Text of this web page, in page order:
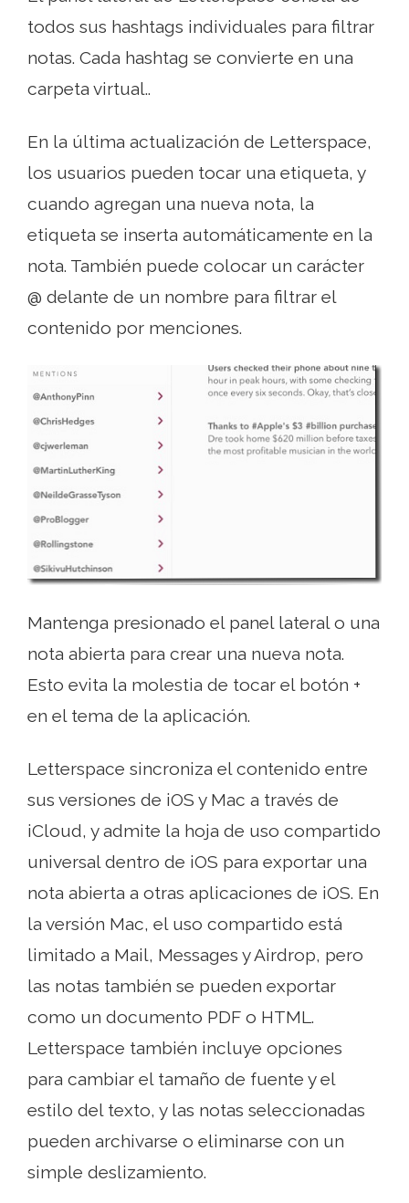
todos sus hashtags individuales para filtrar
notas. Cada hashtag se convierte en una
carpeta virtual..
En la última actualización de Letterspace,
los usuarios pueden tocar una etiqueta, y
cuando agregan una nueva nota, la
etiqueta se inserta automáticamente en la
nota. También puede colocar un carácter
@ delante de un nombre para filtrar el
contenido por menciones.
Mantenga presionado el panel lateral o una
nota abierta para crear una nueva nota.
Esto evita la molestia de tocar el botón +
en el tema de la aplicación.
Letterspace sincroniza el contenido entre
sus versiones de iOS y Mac a través de
iCloud, y admite la hoja de uso compartido
universal dentro de iOS para exportar una
nota abierta a otras aplicaciones de iOS. En
la versión Mac, el uso compartido está
limitado a Mail, Messages y Airdrop, pero
las notas también se pueden exportar
como un documento PDF o HTML.
Letterspace también incluye opciones
para cambiar el tamaño de fuente y el
estilo del texto, y las notas seleccionadas
pueden archivarse o eliminarse con un
simple deslizamiento.